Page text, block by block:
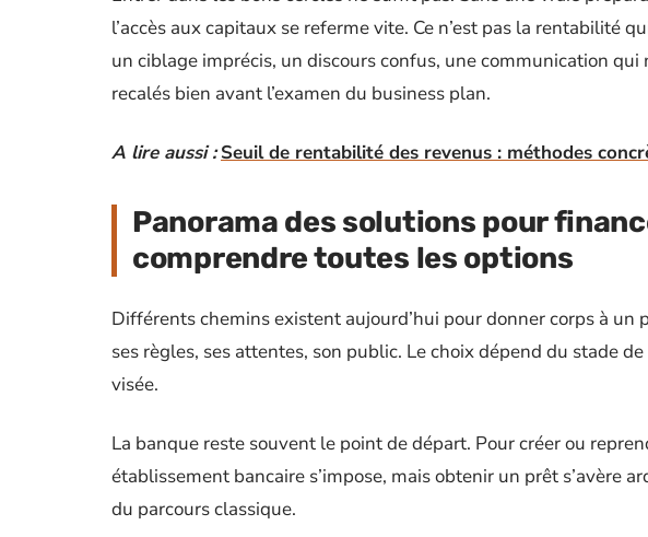
l’accès aux capitaux se referme vite. Ce n’est pas la rentabilité
un ciblage imprécis, un discours confus, une communication qui
recalés bien avant l’examen du business plan.
A lire aussi : Seuil de rentabilité des revenus : méthodes
Panorama des solutions pour
comprendre toutes les options
Différents chemins existent aujourd’hui pour donner corps à un
ses règles, ses attentes, son public. Le choix dépend du stade
visée.
La banque reste souvent le point de départ. Pour créer ou
établissement bancaire s’impose, mais obtenir un prêt s’avère
du parcours classique.